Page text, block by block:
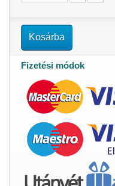
Kosárba
Fizetési módok